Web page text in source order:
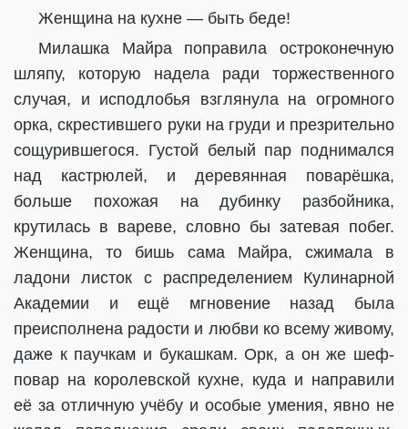
Женщина на кухне — быть беде!
Милашка Майра поправила остроконечную
шляпу, которую надела ради торжественного
случая, и исподлобья взглянула на огромного
орка, скрестившего руки на груди и презрительно
сощурившегося. Густой белый пар поднимался
над кастрюлей, и деревянная поварёшка,
больше похожая на дубинку разбойника,
крутилась в вареве, словно бы затевая побег.
Женщина, то бишь сама Майра, сжимала в
ладони листок с распределением Кулинарной
Академии и ещё мгновение назад была
преисполнена радости и любви ко всему живому,
даже к паучкам и букашкам. Орк, а он же шеф-
повар на королевской кухне, куда и направили
её за отличную учёбу и особые умения, явно не